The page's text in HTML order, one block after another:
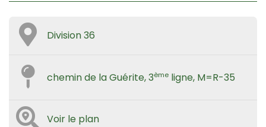
Division 36
chemin de la Guérite, 3ème ligne, M=R-35
Voir le plan